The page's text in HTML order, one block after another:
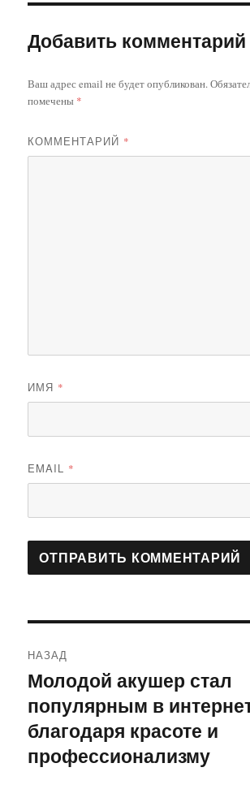
Добавить комментарий
Ваш адрес email не будет опубликован.
помечены *
КОММЕНТАРИЙ *
ИМЯ *
EMAIL *
по
записям
НАЗАД
Предыдущая
запись:
Молодой акушер стал
популярным в
благодаря красоте и
профессионализму